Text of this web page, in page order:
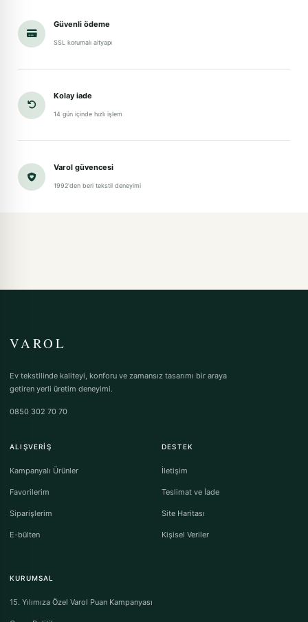
Güvenli ödeme
SSL korumalı altyapı
Kolay iade
14 gün içinde hızlı işlem
Varol güvencesi
1992'den beri tekstil deneyimi
VAROL
Ev tekstilinde kaliteyi, konforu ve zamansız tasarımı bir araya
getiren yerli üretim deneyimi.
0850 302 70 70
ALIŞVERIŞ
Kampanyalı Ürünler
Favorilerim
Siparişlerim
E-bülten
DESTEK
İletişim
Teslimat ve İade
Site Haritası
Kişisel Veriler
KURUMSAL
15. Yılımıza Özel Varol Puan Kampanyası